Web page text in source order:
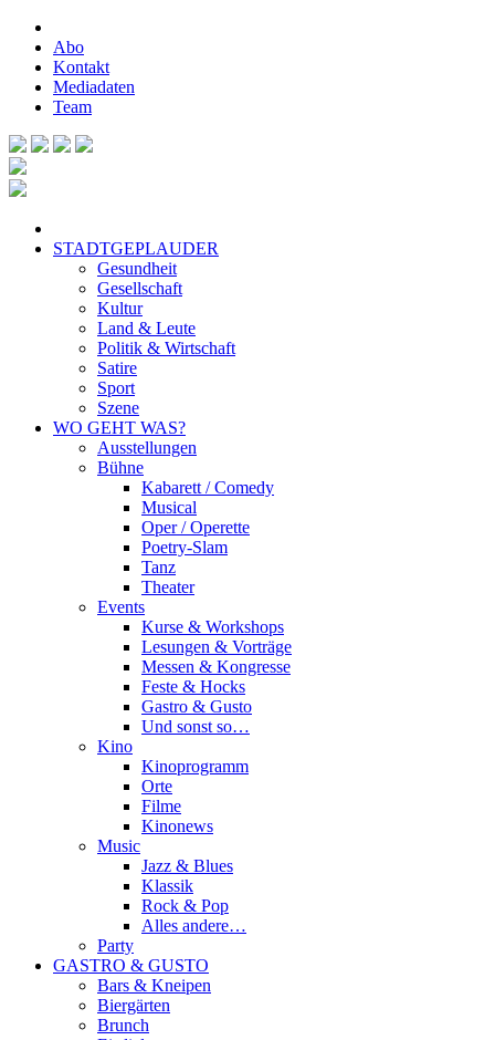
Abo
Kontakt
Mediadaten
Team
STADTGEPLAUDER
Gesundheit
Gesellschaft
Kultur
Land & Leute
Politik & Wirtschaft
Satire
Sport
Szene
WO GEHT WAS?
Ausstellungen
Bühne
Kabarett / Comedy
Musical
Oper / Operette
Poetry-Slam
Tanz
Theater
Events
Kurse & Workshops
Lesungen & Vorträge
Messen & Kongresse
Feste & Hocks
Gastro & Gusto
Und sonst so…
Kino
Kinoprogramm
Orte
Filme
Kinonews
Music
Jazz & Blues
Klassik
Rock & Pop
Alles andere…
Party
GASTRO & GUSTO
Bars & Kneipen
Biergärten
Brunch